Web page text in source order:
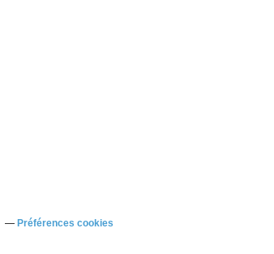
Préférences cookies